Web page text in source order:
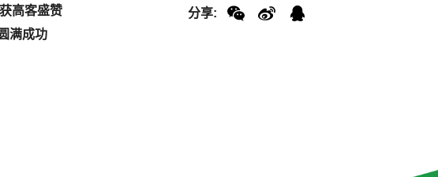
高客盛赞
满成功
分享: